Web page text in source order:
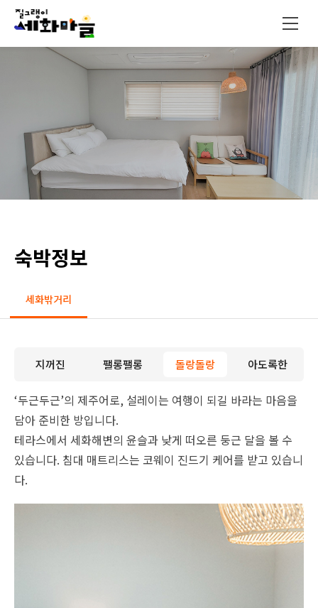
숙박정보
세화밖거리
지꺼진 팰롱팰롱 돌랑돌랑 아도록한
‘두근두근’의 제주어로, 설레이는 여행이 되길 바라는 마음을
담아 준비한 방입니다.
테라스에서 세화해변의 윤슬과 낮게 떠오른 둥근 달을 볼 수
있습니다. 침대 매트리스는 코웨이 진드기 케어를 받고 있습니
다.